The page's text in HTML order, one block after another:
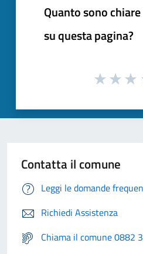
Quanto sono
su questa pagina?
Contatta il comune
Leggi le domande
Richiedi Assistenza
Chiama il comune 0882